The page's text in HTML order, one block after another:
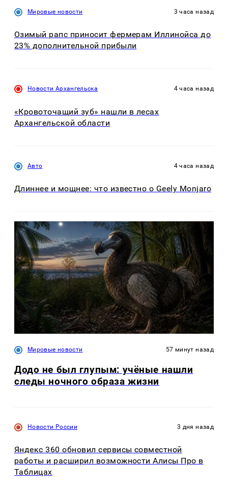
Мировые новости 3 часа назад
Озимый рапс приносит фермерам Иллинойса до
23% дополнительной прибыли
Новости Архангельска 4 часа назад
«Кровоточащий зуб» нашли в лесах
Архангельской области
Авто 4 часа назад
Длиннее и мощнее: что известно о Geely Monjaro
Мировые новости 57 минут назад
Додо не был глупым: учёные нашли
следы ночного образа жизни
Новости России 3 дня назад
Яндекс 360 обновил сервисы совместной
работы и расширил возможности Алисы Про в
Таблицах